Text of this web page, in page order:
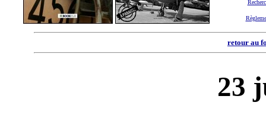
retour au
23